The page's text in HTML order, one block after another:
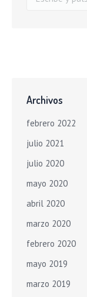
Archivos
febrero 2022
julio 2021
julio 2020
mayo 2020
abril 2020
marzo 2020
febrero 2020
mayo 2019
marzo 2019